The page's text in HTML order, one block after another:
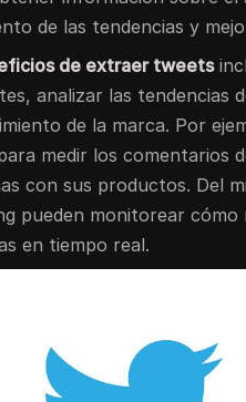
de las tendencias y
de extraer tweets
analizar las tendencias
de la marca. Por
medir los comentarios
con sus productos. Del
pueden monitorear cómo
en tiempo real.